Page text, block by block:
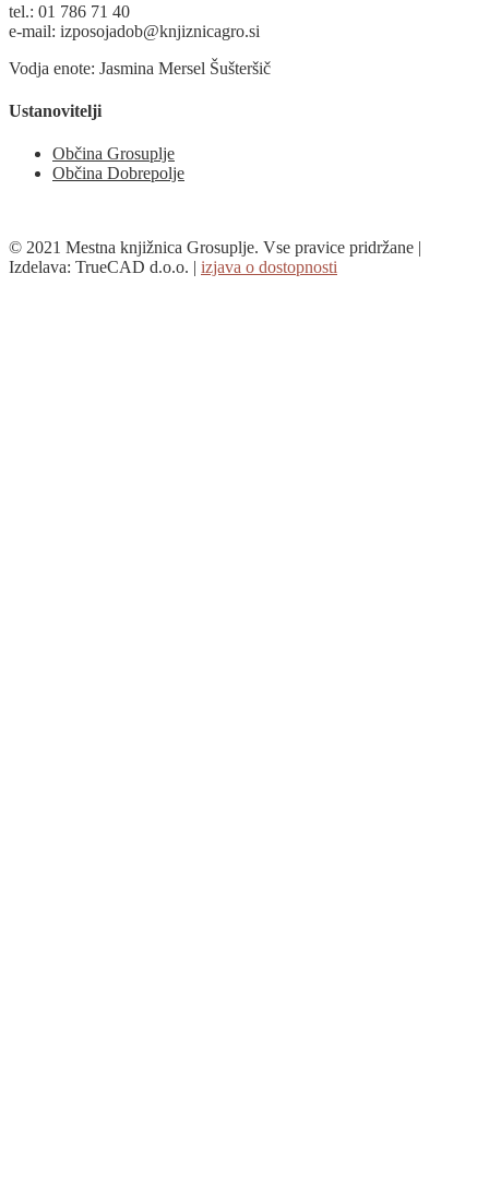
tel.: 01 786 71 40
e-mail: izposojadob@knjiznicagro.si
Vodja enote: Jasmina Mersel Šušteršič
Ustanovitelji
Občina Grosuplje
Občina Dobrepolje
© 2021 Mestna knjižnica Grosuplje. Vse pravice pridržane |
Izdelava: TrueCAD d.o.o. | izjava o dostopnosti